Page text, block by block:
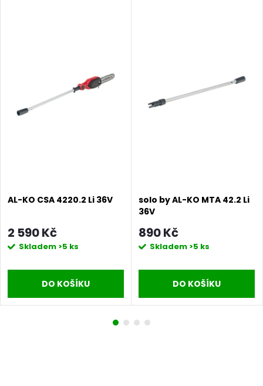
AL-KO CSA 4220.2 Li 36V
2 590 Kč
Skladem >5 ks
DO KOŠÍKU
solo by AL-KO MTA 42.2 Li
36V
890 Kč
Skladem >5 ks
DO KOŠÍKU